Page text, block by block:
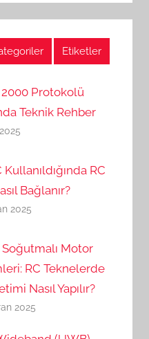
Etiketler
2000 Protokolü
Teknik Rehber
Kullanıldığında RC
Bağlanır?
2025
Soğutmalı Motor
RC Teknelerde
Nasıl Yapılır?
2025